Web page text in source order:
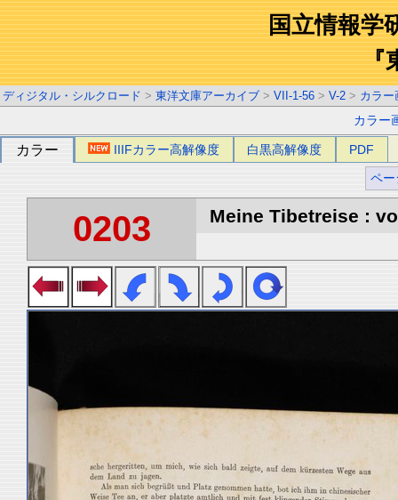
国立情報学
『
ディジタル・シルクロード > 東洋文庫アーカイブ > VII-1-56 > V-2 > カラー
カラー
カラー IIIFカラー高解像度 白黒高解像度 PDF
ペー
0203 Meine Tibetreise :